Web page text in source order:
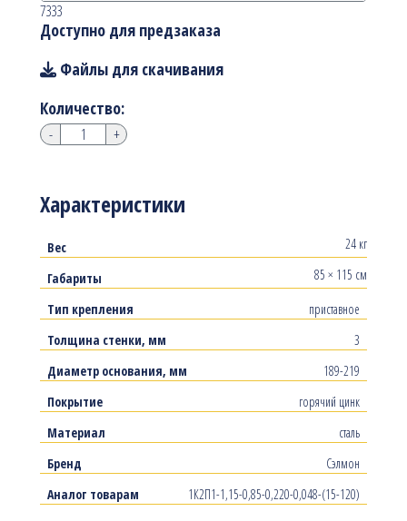
Характеристики
Вес
24 кг
Габариты
85 × 115 см
Тип крепления
приставное
Толщина стенки, мм
3
Диаметр основания, мм
189-219
Покрытие
горячий цинк
Материал
сталь
Бренд
Сэлмон
Аналог товарам
1К2П1-1,15-0,85-0,220-0,048-(15-120)
7333
Доступно для предзаказа
Файлы для скачивания
Количество:
- +